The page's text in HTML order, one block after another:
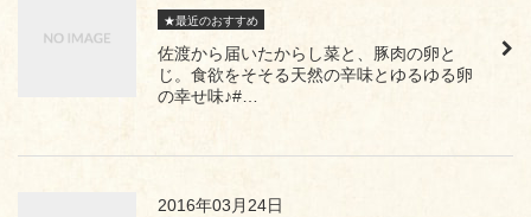
★最近のおすすめ
佐渡から届いたからし菜と、豚肉の卵と
じ。食欲をそそる天然の辛味とゆるゆる卵
の幸せ味♪#…
2016年03月24日